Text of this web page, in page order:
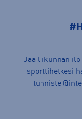
Jaa liikunnan
sporttihetkesi
tunniste